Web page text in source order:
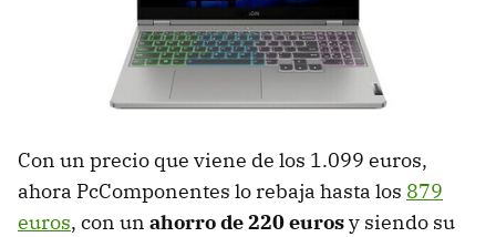
Con un precio que viene de los 1.099 euros,
ahora PcComponentes lo rebaja hasta los 879
euros, con un ahorro de 220 eurosy siendo su